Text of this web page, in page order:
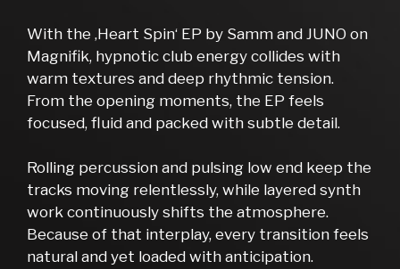
With the ‚Heart Spin‘ EP by Samm and JUNO on
Magnifik, hypnotic club energy collides with
warm textures and deep rhythmic tension.
From the opening moments, the EP feels
focused, fluid and packed with subtle detail.
Rolling percussion and pulsing low end keep the
tracks moving relentlessly, while layered synth
work continuously shifts the atmosphere.
Because of that interplay, every transition feels
natural and yet loaded with anticipation.